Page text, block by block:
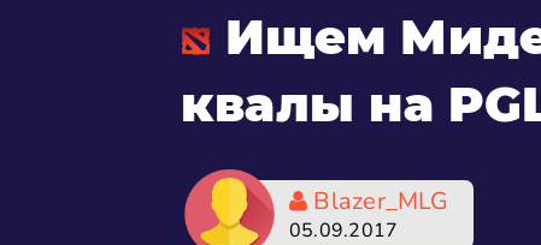
Ищем
квалы на
Blazer_MLG
05.09.2017